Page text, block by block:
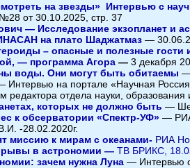
на звезды» Интервью с
от 30.10.2025, стр. 37
— Исследование экзопланет и
на плато Шаджатмаз —
– опасные и полезные гости
— программа Агора —3 декабря
воды. Они могут быть обитаемы —
Интервью на портале «Научная
редактора отдела науки,
которых не должно быть —
к обсерватории «Спектр-УФ» —
-28.02.2020г.
миссию к мирам с океанами- РИА
в астрономии — ТВ БРИКС,
зачем нужна Луна — Интервью